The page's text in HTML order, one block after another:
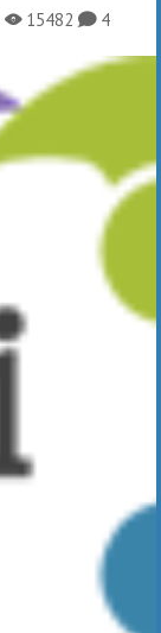
X15482K4